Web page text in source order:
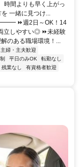
時間よりも早く上がっ
一緒に見つけ...
⏩週2日～OK！14
立しやすい◎ ⏩未経験
のある職場環境！...
主婦・主夫歓迎
平日のみOK
転勤なし
残業なし
有資格者歓迎